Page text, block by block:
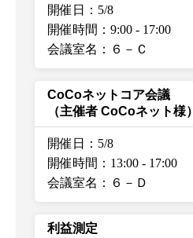
開催日：5/8
開催時間：9:00 - 17:00
会議室名：６－Ｃ
CoCoネットコア会議
（主催者 CoCoネット様）
開催日：5/8
開催時間：13:00 - 17:00
会議室名：６－Ｄ
利益測定